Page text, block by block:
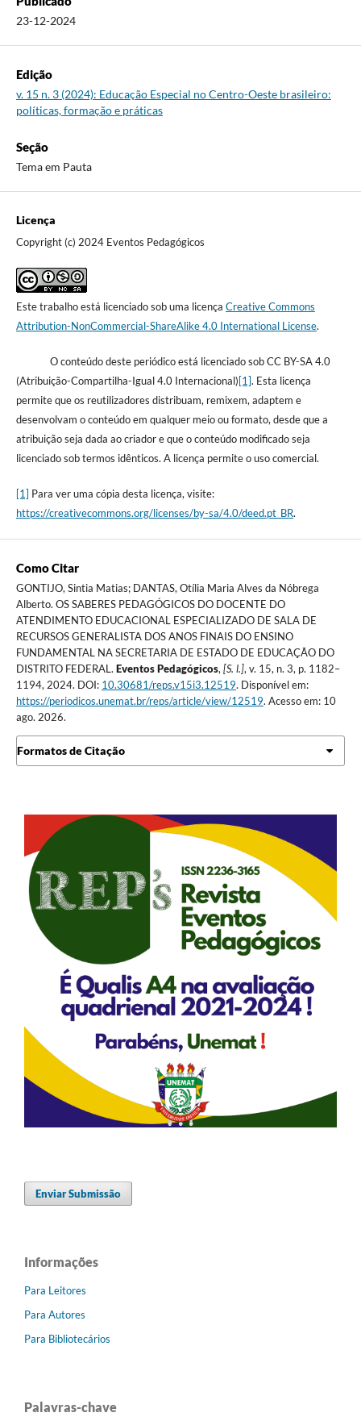
23-12-2024
Edição
v. 15 n. 3 (2024): Educação Especial no Centro-Oeste brasileiro:
políticas, formação e práticas
Seção
Tema em Pauta
Licença
Copyright (c) 2024 Eventos Pedagógicos
Este trabalho está licenciado sob uma licença Creative Commons
Attribution-NonCommercial-ShareAlike 4.0 International License.
O conteúdo deste periódico está licenciado sob CC BY-SA 4.0
(Atribuição-Compartilha-Igual 4.0 Internacional)[1]. Esta licença
permite que os reutilizadores distribuam, remixem, adaptem e
desenvolvam o conteúdo em qualquer meio ou formato, desde que a
atribuição seja dada ao criador e que o conteúdo modificado seja
licenciado sob termos idênticos. A licença permite o uso comercial.
[1] Para ver uma cópia desta licença, visite:
https://creativecommons.org/licenses/by-sa/4.0/deed.pt_BR.
Como Citar
GONTIJO, Sintia Matias; DANTAS, Otília Maria Alves da Nóbrega
Alberto. OS SABERES PEDAGÓGICOS DO DOCENTE DO
ATENDIMENTO EDUCACIONAL ESPECIALIZADO DE SALA DE
RECURSOS GENERALISTA DOS ANOS FINAIS DO ENSINO
FUNDAMENTAL NA SECRETARIA DE ESTADO DE EDUCAÇÃO DO
DISTRITO FEDERAL. Eventos Pedagógicos, [S. l.], v. 15, n. 3, p. 1182–
1194, 2024. DOI: 10.30681/reps.v15i3.12519. Disponível em:
https://periodicos.unemat.br/reps/article/view/12519. Acesso em: 10
ago. 2026.
Formatos de Citação
Enviar Submissão
Informações
Para Leitores
Para Autores
Para Bibliotecários
Palavras-chave